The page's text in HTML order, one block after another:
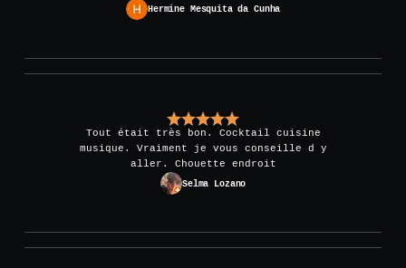
Hermine Mesquita da Cunha
Tout était très bon. Cocktail cuisine
musique. Vraiment je vous conseille d y
aller. Chouette endroit
Selma Lozano